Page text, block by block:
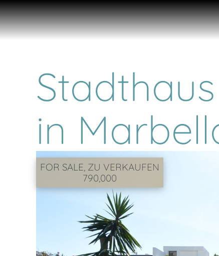
in
FOR SALE, ZU VERKAUFEN
790,000